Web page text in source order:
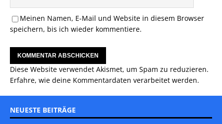
Meinen Namen, E-Mail und Website in diesem Browser
speichern, bis ich wieder kommentiere.
Diese Website verwendet Akismet, um Spam zu reduzieren.
Erfahre, wie deine Kommentardaten verarbeitet werden.
NEUESTE BEITRÄGE